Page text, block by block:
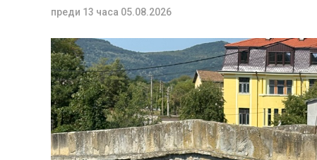
преди 13 часа 05.08.2026